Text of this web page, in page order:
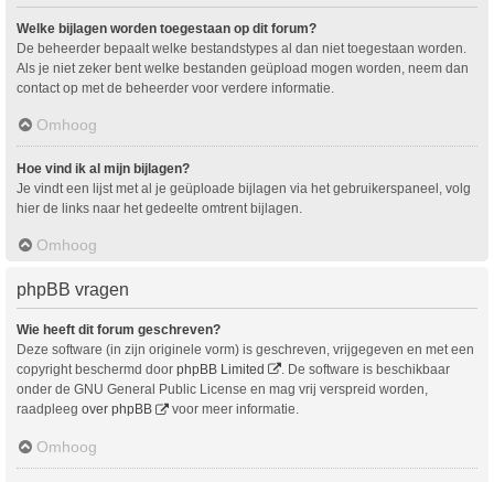
Welke bijlagen worden toegestaan op dit forum?
De beheerder bepaalt welke bestandstypes al dan niet toegestaan worden.
Als je niet zeker bent welke bestanden geüpload mogen worden, neem dan
contact op met de beheerder voor verdere informatie.
Omhoog
Hoe vind ik al mijn bijlagen?
Je vindt een lijst met al je geüploade bijlagen via het gebruikerspaneel, volg
hier de links naar het gedeelte omtrent bijlagen.
Omhoog
phpBB vragen
Wie heeft dit forum geschreven?
Deze software (in zijn originele vorm) is geschreven, vrijgegeven en met een
copyright beschermd door phpBB Limited
. De software is beschikbaar
onder de GNU General Public License en mag vrij verspreid worden,
raadpleeg over phpBB voor meer informatie.
Omhoog